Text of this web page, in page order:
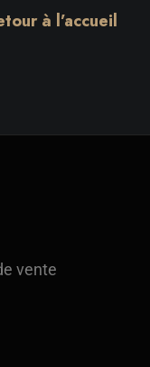
à l’accueil
vente